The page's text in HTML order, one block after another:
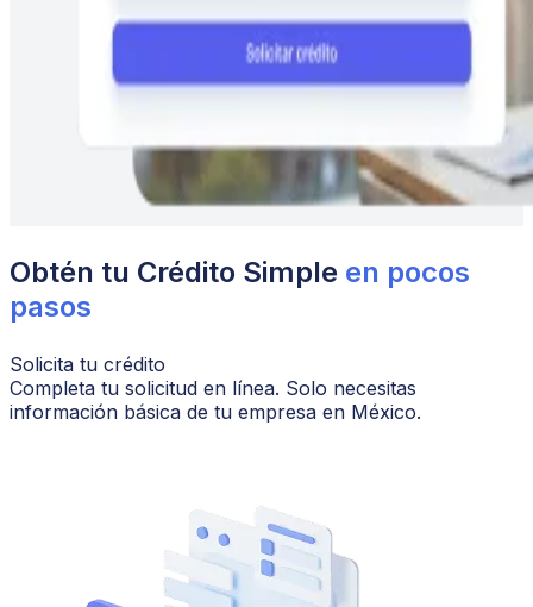
Obtén tu Crédito Simple en pocos
pasos
Solicita tu crédito
Completa tu solicitud en línea. Solo necesitas
información básica de tu empresa en México.